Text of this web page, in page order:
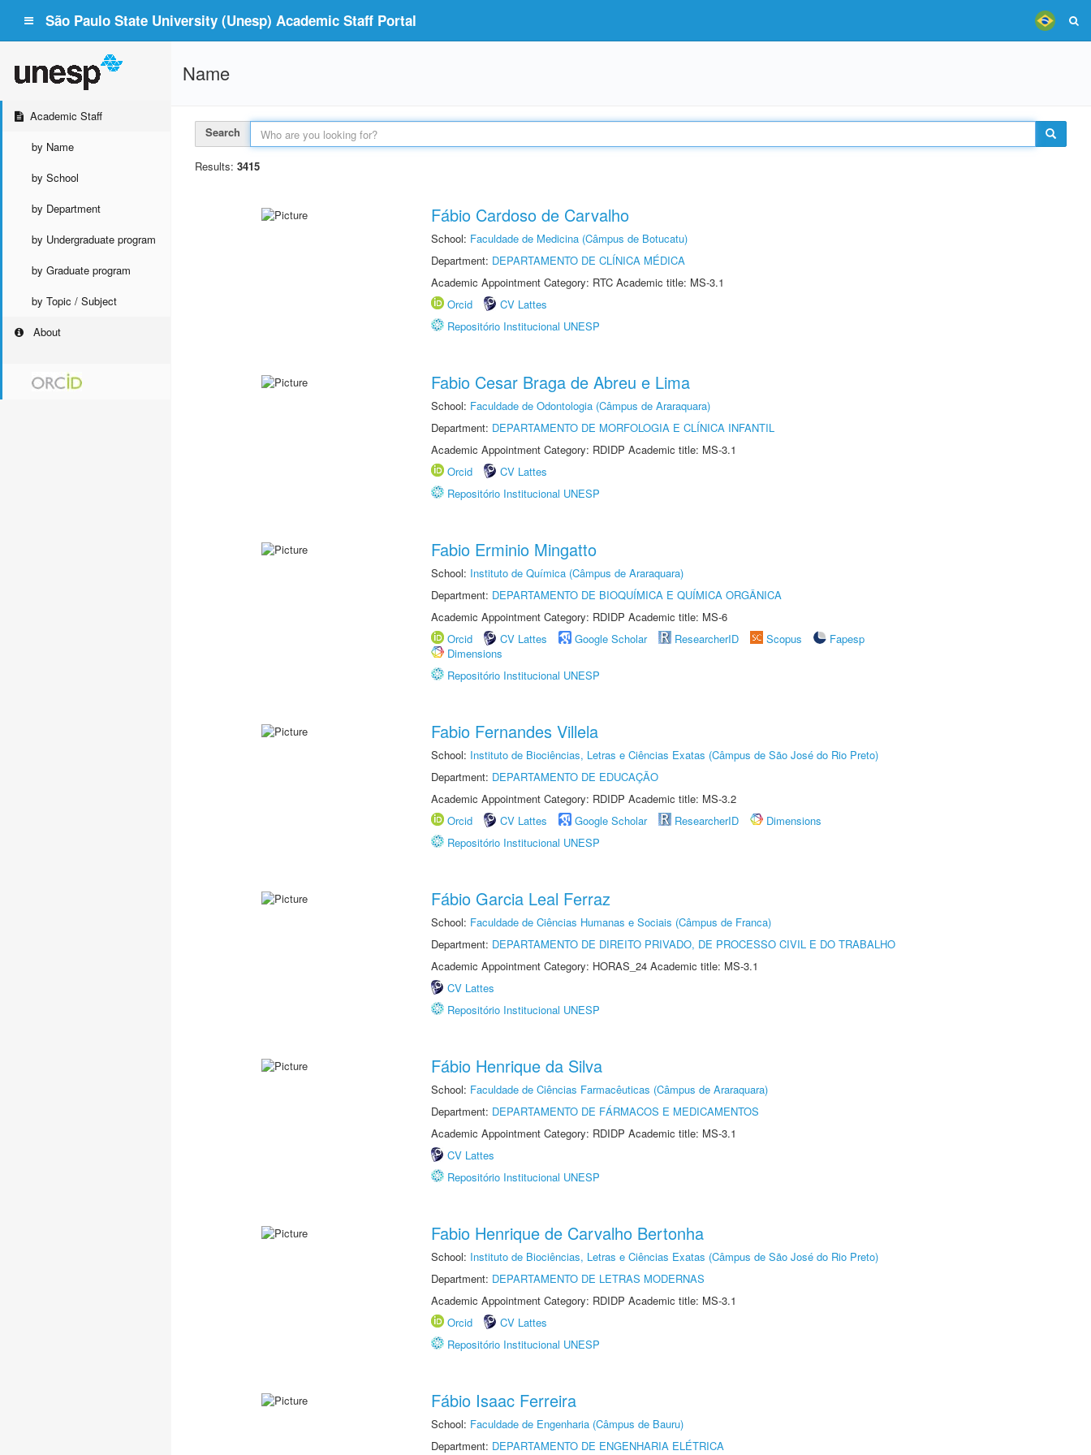
São Paulo State University (Unesp) Academic Staff Portal
Academic Staff
by Name
by School
by Department
by Undergraduate program
by Graduate program
by Topic / Subject
About
Name
Search
Results: 3415
Fábio Cardoso de Carvalho
School: Faculdade de Medicina (Câmpus de Botucatu)
Department: DEPARTAMENTO DE CLÍNICA MÉDICA
Academic Appointment Category: RTC Academic title: MS-3.1
Orcid
CV Lattes
Repositório Institucional UNESP
Fabio Cesar Braga de Abreu e Lima
School: Faculdade de Odontologia (Câmpus de Araraquara)
Department: DEPARTAMENTO DE MORFOLOGIA E CLÍNICA INFANTIL
Academic Appointment Category: RDIDP Academic title: MS-3.1
Orcid
CV Lattes
Repositório Institucional UNESP
Fabio Erminio Mingatto
School: Instituto de Química (Câmpus de Araraquara)
Department: DEPARTAMENTO DE BIOQUÍMICA E QUÍMICA ORGÂNICA
Academic Appointment Category: RDIDP Academic title: MS-6
Orcid
CV Lattes Google Scholar ResearcherID Scopus
Fapesp
Dimensions
Repositório Institucional UNESP
Fabio Fernandes Villela
School: Instituto de Biociências, Letras e Ciências Exatas (Câmpus de São José do Rio Preto)
Department: DEPARTAMENTO DE EDUCAÇÃO
Academic Appointment Category: RDIDP Academic title: MS-3.2
Orcid
CV Lattes Google Scholar ResearcherID
Dimensions
Repositório Institucional UNESP
Fábio Garcia Leal Ferraz
School: Faculdade de Ciências Humanas e Sociais (Câmpus de Franca)
Department: DEPARTAMENTO DE DIREITO PRIVADO, DE PROCESSO CIVIL E DO TRABALHO
Academic Appointment Category: HORAS_24 Academic title: MS-3.1
CV Lattes
Repositório Institucional UNESP
Fábio Henrique da Silva
School: Faculdade de Ciências Farmacêuticas (Câmpus de Araraquara)
Department: DEPARTAMENTO DE FÁRMACOS E MEDICAMENTOS
Academic Appointment Category: RDIDP Academic title: MS-3.1
CV Lattes
Repositório Institucional UNESP
Fabio Henrique de Carvalho Bertonha
School: Instituto de Biociências, Letras e Ciências Exatas (Câmpus de São José do Rio Preto)
Department: DEPARTAMENTO DE LETRAS MODERNAS
Academic Appointment Category: RDIDP Academic title: MS-3.1
Orcid
CV Lattes
Repositório Institucional UNESP
Fábio Isaac Ferreira
School: Faculdade de Engenharia (Câmpus de Bauru)
Department: DEPARTAMENTO DE ENGENHARIA ELÉTRICA